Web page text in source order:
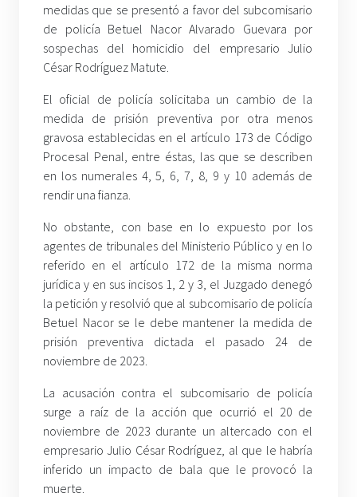
medidas que se presentó a favor del subcomisario
de policía Betuel Nacor Alvarado Guevara por
sospechas del homicidio del empresario Julio
César Rodríguez Matute.
El oficial de policía solicitaba un cambio de la
medida de prisión preventiva por otra menos
gravosa establecidas en el artículo 173 de Código
Procesal Penal, entre éstas, las que se describen
en los numerales 4, 5, 6, 7, 8, 9 y 10 además de
rendir una fianza.
No obstante, con base en lo expuesto por los
agentes de tribunales del Ministerio Público y en lo
referido en el artículo 172 de la misma norma
jurídica y en sus incisos 1, 2 y 3, el Juzgado denegó
la petición y resolvió que al subcomisario de policía
Betuel Nacor se le debe mantener la medida de
prisión preventiva dictada el pasado 24 de
noviembre de 2023.
La acusación contra el subcomisario de policía
surge a raíz de la acción que ocurrió el 20 de
noviembre de 2023 durante un altercado con el
empresario Julio César Rodríguez, al que le habría
inferido un impacto de bala que le provocó la
muerte.